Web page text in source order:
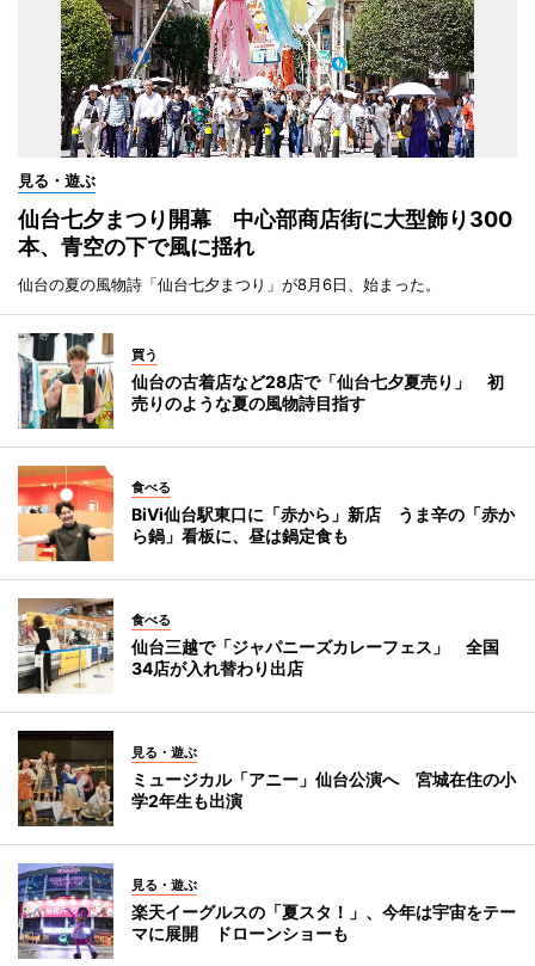
見る・遊ぶ
仙台七夕まつり開幕 中心部商店街に大型飾り300
本、青空の下で風に揺れ
仙台の夏の風物詩「仙台七夕まつり」が8月6日、始まった。
買う
仙台の古着店など28店で「仙台七夕夏売り」 初
売りのような夏の風物詩目指す
食べる
BiVi仙台駅東口に「赤から」新店 うま辛の「赤か
ら鍋」看板に、昼は鍋定食も
食べる
仙台三越で「ジャパニーズカレーフェス」 全国
34店が入れ替わり出店
見る・遊ぶ
ミュージカル「アニー」仙台公演へ 宮城在住の小
学2年生も出演
見る・遊ぶ
楽天イーグルスの「夏スタ！」、今年は宇宙をテー
マに展開 ドローンショーも